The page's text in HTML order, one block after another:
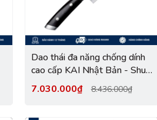
Dao thái đa năng chống dính
cao cấp KAI Nhật Bản - Shun
Kaji H.G Santoku thép SG-2
Damascus 33 lớp KDM0004
7.030.000₫ 8.436.000₫